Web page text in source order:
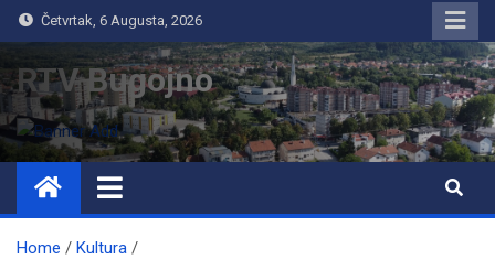
Četvrtak, 6 Augusta, 2026
RTV Bugojno
Home
Kultura